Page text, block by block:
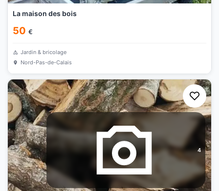
La maison des bois
50 €
Jardin & bricolage
Nord-Pas-de-Calais
4